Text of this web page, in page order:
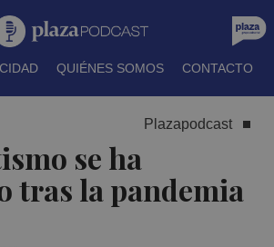
QUIÉNES SOMOS CONTACTO
Plazapodcast
se ha
tras la pandemia